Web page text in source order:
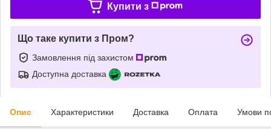
Купити з
Що таке купити з Пром?
Замовлення під захистом
Доступна доставка
Опис Характеристики Доставка Оплата Умови